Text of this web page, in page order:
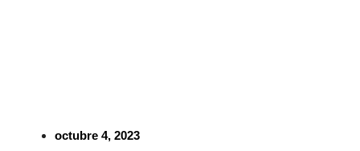
octubre 4, 2023